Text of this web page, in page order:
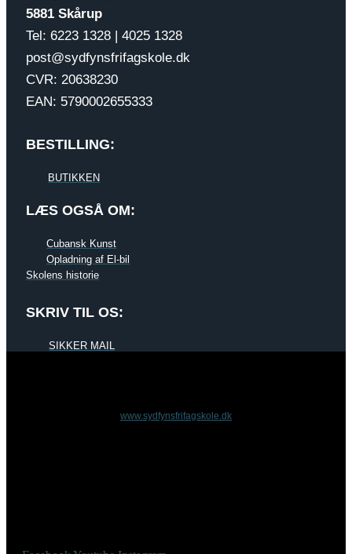
5881 Skårup
Tel: 6223 1328 | 4025 1328
post@sydfynsfrifagskole.dk
CVR: 20638230
EAN: 5790002655333
BESTILLING:
BUTIKKEN
LÆS OGSÅ OM:
Cubansk Kunst
Opladning af El-bil
Skolens historie
SKRIV TIL OS:
SIKKER MAIL
www.sydfynsfrifagskole.dk